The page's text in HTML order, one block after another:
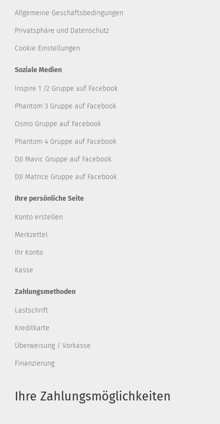
Allgemeine Geschäftsbedingungen
Privatsphäre und Datenschutz
Cookie Einstellungen
Soziale Medien
Inspire 1 /2 Gruppe auf Facebook
Phantom 3 Gruppe auf Facebook
Osmo Gruppe auf Facebook
Phantom 4 Gruppe auf Facebook
DJI Mavic Gruppe auf Facebook
DJI Matrice Gruppe auf Facebook
Ihre persönliche Seite
Konto erstellen
Merkzettel
Ihr Konto
Kasse
Zahlungsmethoden
Lastschrift
Kreditkarte
Überweisung / Vorkasse
Finanzierung
Ihre Zahlungsmöglichkeiten